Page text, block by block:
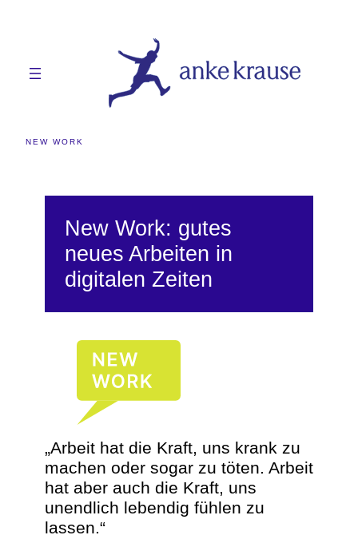
NEW WORK
New Work: gutes
neues Arbeiten in
digitalen Zeiten
„Arbeit hat die Kraft, uns krank zu
machen oder sogar zu töten. Arbeit
hat aber auch die Kraft, uns
unendlich lebendig fühlen zu
lassen.“